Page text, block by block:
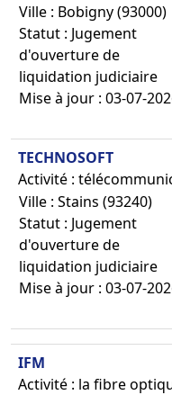
Ville : Bobigny (93000)
Statut : Jugement
d'ouverture de
liquidation judiciaire
Mise à jour : 03-07-
TECHNOSOFT
Activité :
Ville : Stains (93240)
Statut : Jugement
d'ouverture de
liquidation judiciaire
Mise à jour : 03-07-
IFM
Activité : la fibre